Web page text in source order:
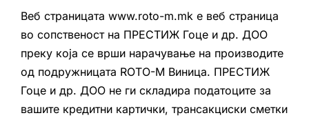
Веб страницата www.roto-m.mk е веб страница
во сопственост на ПРЕСТИЖ Гоце и др. ДОО
преку која се врши нарачување на производите
од подружницата ROTO-M Виница. ПРЕСТИЖ
Гоце и др. ДОО не ги складира податоците за
вашите кредитни картички, трансакциски сметки